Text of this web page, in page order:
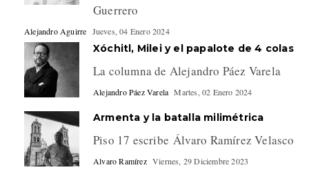
Guerrero
Alejandro Aguirre Jueves, 04 Enero 2024
Xóchitl, Milei y el papalote de 4 colas
La columna de Alejandro Páez Varela
Alejandro Páez Varela Martes, 02 Enero 2024
Armenta y la batalla milimétrica
Piso 17 escribe Álvaro Ramírez Velasco
Alvaro Ramírez Viernes, 29 Diciembre 2023